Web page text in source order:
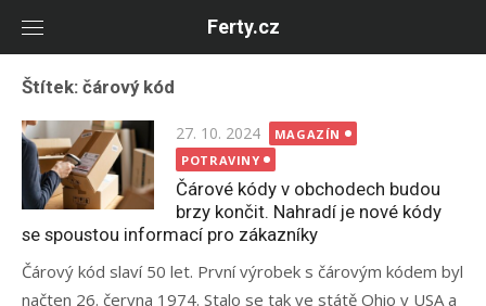
Ferty.cz
Štítek: čárový kód
Posted
on
27. 10. 2024
MAGAZÍN
POTRAVINY
Čárové kódy v obchodech budou
brzy končit. Nahradí je nové kódy
se spoustou informací pro zákazníky
Čárový kód slaví 50 let. První výrobek s čárovým kódem byl
načten 26. června 1974. Stalo se tak ve státě Ohio v USA a